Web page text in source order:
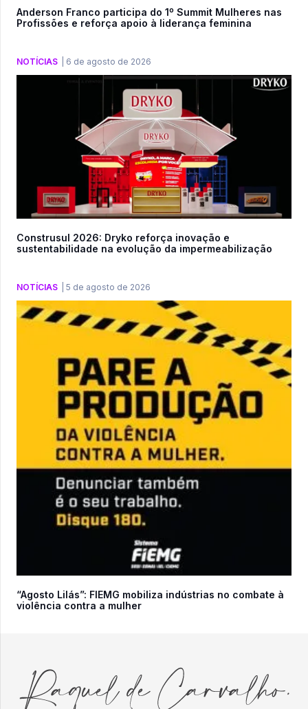
Anderson Franco participa do 1º Summit Mulheres nas
Profissões e reforça apoio à liderança feminina
NOTÍCIAS 6 de agosto de 2026
Construsul 2026: Dryko reforça inovação e
sustentabilidade na evolução da impermeabilização
NOTÍCIAS 5 de agosto de 2026
“Agosto Lilás”: FIEMG mobiliza indústrias no combate à
violência contra a mulher